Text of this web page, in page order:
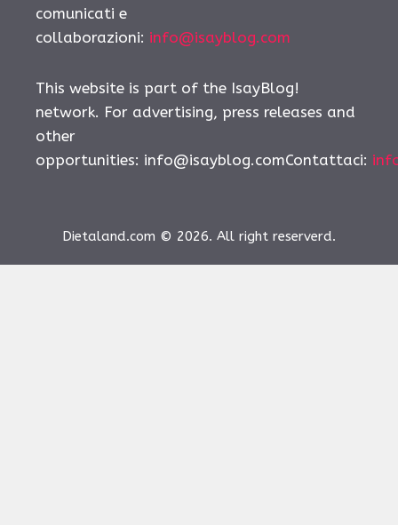
comunicati e
collaborazioni: info@isayblog.com
This website is part of the IsayBlog!
network. For advertising, press releases and
other
opportunities: info@isayblog.comContattaci:
Dietaland.com © 2026. All right reserverd.